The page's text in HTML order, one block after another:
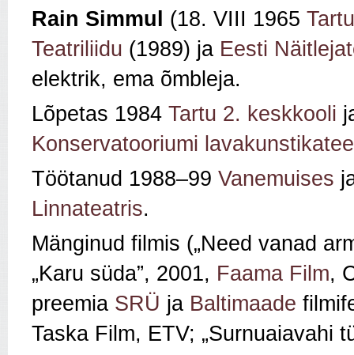
Rain Simmul (18. VIII 1965 Tartu
Teatriliidu (1989) ja Eesti
elektrik, ema õmbleja.
Lõpetas 1984 Tartu 2. keskkooli
Konservatooriumi
Töötanud 1988–99 Vanemuises
Linnateatris.
Mänginud filmis („Need vanad
„Karu süda”, 2001, Faama Film,
preemia SRÜ ja Baltimaade
Taska Film, ETV; „Surnuaiavahi